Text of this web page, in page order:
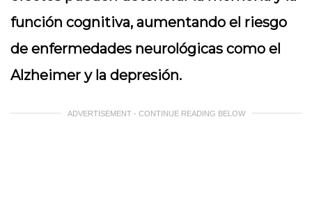
función cognitiva, aumentando el riesgo
de enfermedades neurológicas como el
Alzheimer y la depresión.
ADVERTISEMENT - CONTINUE READING BELOW